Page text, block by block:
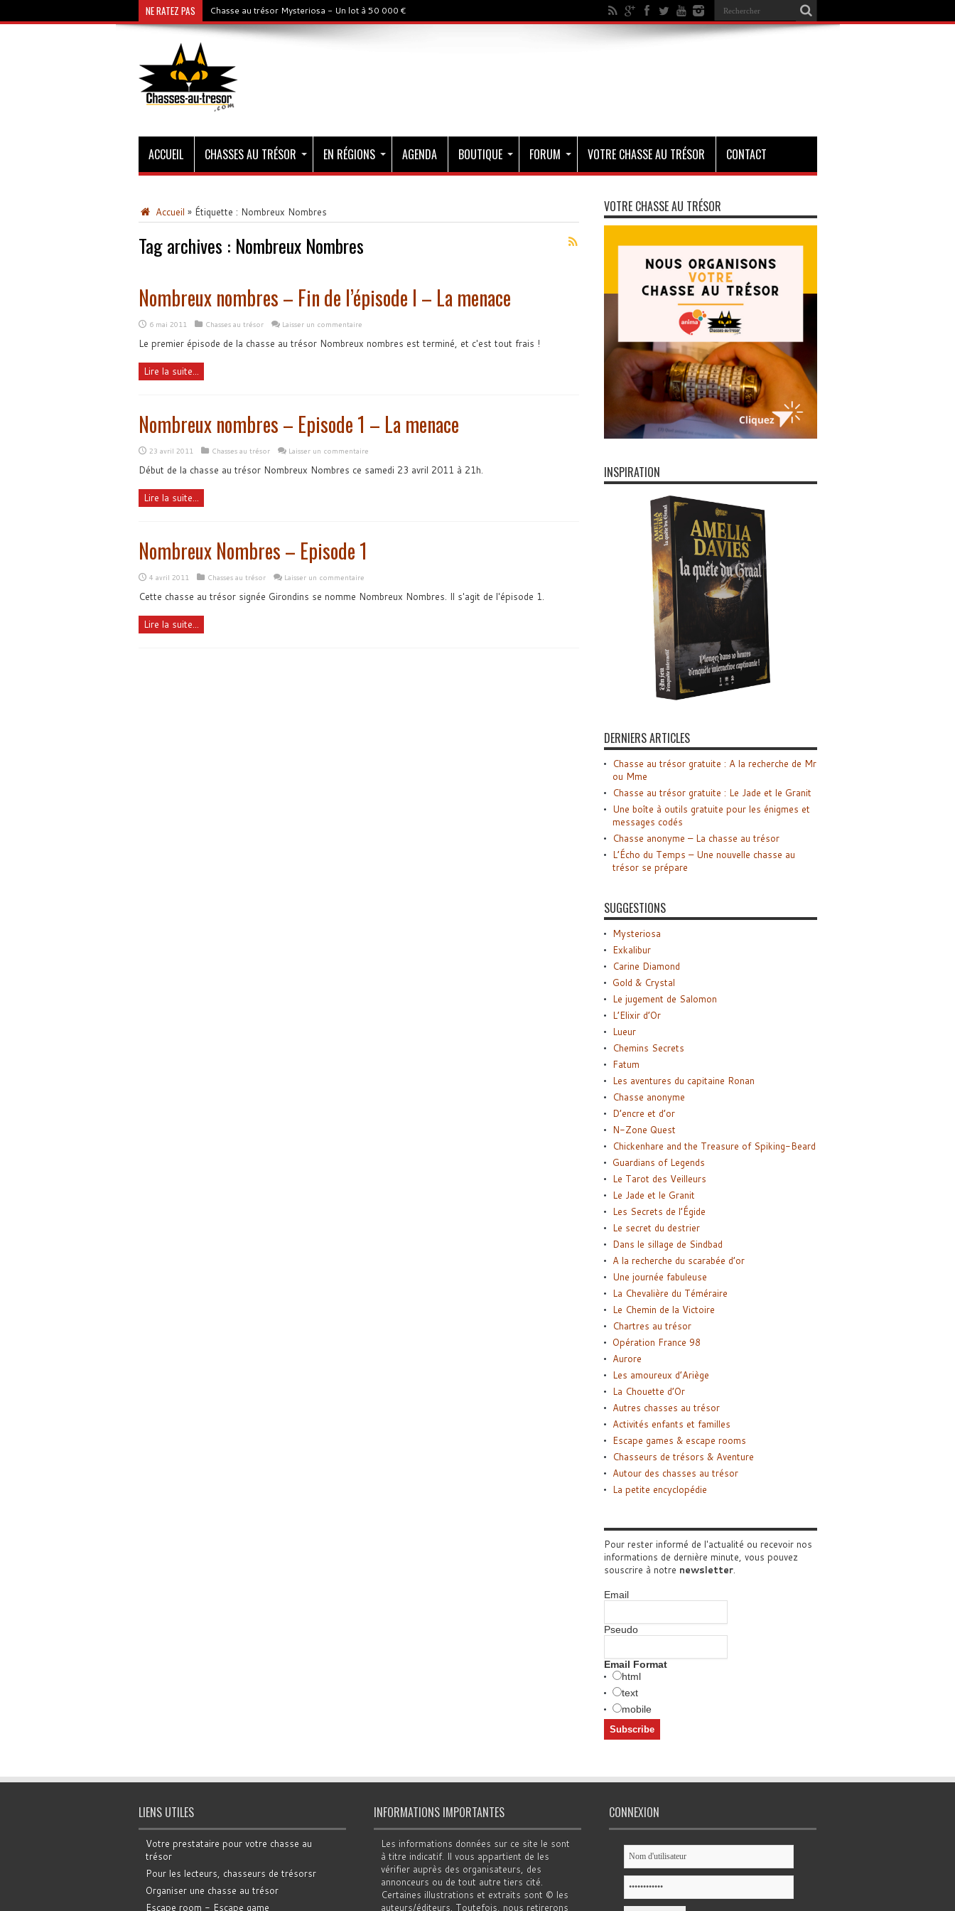
NE RATEZ PAS Chasse au trésor Mysteriosa - Un lot à 50 000 €
ACCUEIL CHASSES AU TRÉSOR EN RÉGIONS AGENDA BOUTIQUE FORUM VOTRE CHASSE AU TRÉSOR CONTACT
Accueil » Étiquette : Nombreux Nombres
Tag archives : Nombreux Nombres
Nombreux nombres – Fin de l’épisode I – La menace
6 mai 2011 Chasses au trésor Laisser un commentaire
Le premier épisode de la chasse au trésor Nombreux nombres est terminé, et c'est tout frais !
Lire la suite...
Nombreux nombres – Episode 1 – La menace
23 avril 2011 Chasses au trésor Laisser un commentaire
Début de la chasse au trésor Nombreux Nombres ce samedi 23 avril 2011 à 21h.
Lire la suite...
Nombreux Nombres – Episode 1
4 avril 2011 Chasses au trésor Laisser un commentaire
Cette chasse au trésor signée Girondins se nomme Nombreux Nombres. Il s'agit de l'épisode 1.
Lire la suite...
VOTRE CHASSE AU TRÉSOR
INSPIRATION
DERNIERS ARTICLES
Chasse au trésor gratuite : A la recherche de Mr
ou Mme
Chasse au trésor gratuite : Le Jade et le Granit
Une boîte à outils gratuite pour les énigmes et
messages codés
Chasse anonyme – La chasse au trésor
L’Écho du Temps – Une nouvelle chasse au
trésor se prépare
SUGGESTIONS
Mysteriosa
Exkalibur
Carine Diamond
Gold & Crystal
Le jugement de Salomon
L’Elixir d’Or
Lueur
Chemins Secrets
Fatum
Les aventures du capitaine Ronan
Chasse anonyme
D’encre et d’or
N-Zone Quest
Chickenhare and the Treasure of Spiking-Beard
Guardians of Legends
Le Tarot des Veilleurs
Le Jade et le Granit
Les Secrets de l’Égide
Le secret du destrier
Dans le sillage de Sindbad
A la recherche du scarabée d’or
Une journée fabuleuse
La Chevalière du Téméraire
Le Chemin de la Victoire
Chartres au trésor
Opération France 98
Aurore
Les amoureux d’Ariège
La Chouette d’Or
Autres chasses au trésor
Activités enfants et familles
Escape games & escape rooms
Chasseurs de trésors & Aventure
Autour des chasses au trésor
La petite encyclopédie
Pour rester informé de l'actualité ou recevoir nos
informations de dernière minute, vous pouvez
souscrire à notre newsletter.
Email
Pseudo
Email Format
html
text
mobile
LIENS UTILES
Votre prestataire pour votre chasse au
trésor
Pour les lecteurs, chasseurs de trésorsr
Organiser une chasse au trésor
Escape room - Escape game
INFORMATIONS IMPORTANTES
Les informations données sur ce site le sont
à titre indicatif. Il vous appartient de les
vérifier auprès des organisateurs, des
annonceurs ou de tout autre tiers cité.
Certaines illustrations et extraits sont © les
auteurs/éditeurs. Toutefois, nous retirerons
CONNEXION